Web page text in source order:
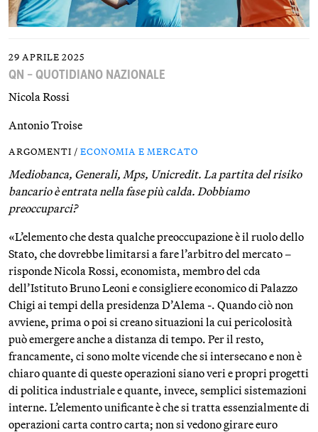
29 APRILE 2025
QN – QUOTIDIANO NAZIONALE
Nicola Rossi
Antonio Troise
ARGOMENTI / ECONOMIA E MERCATO
Mediobanca, Generali, Mps, Unicredit. La partita del risiko
bancario è entrata nella fase più calda. Dobbiamo
preoccuparci?
«L’elemento che desta qualche preoccupazione è il ruolo dello
Stato, che dovrebbe limitarsi a fare l’arbitro del mercato –
risponde Nicola Rossi, economista, membro del cda
dell’Istituto Bruno Leoni e consigliere economico di Palazzo
Chigi ai tempi della presidenza D’Alema -. Quando ciò non
avviene, prima o poi si creano situazioni la cui pericolosità
può emergere anche a distanza di tempo. Per il resto,
francamente, ci sono molte vicende che si intersecano e non è
chiaro quante di queste operazioni siano veri e propri progetti
di politica industriale e quante, invece, semplici sistemazioni
interne. L’elemento unificante è che si tratta essenzialmente di
operazioni carta contro carta; non si vedono girare euro